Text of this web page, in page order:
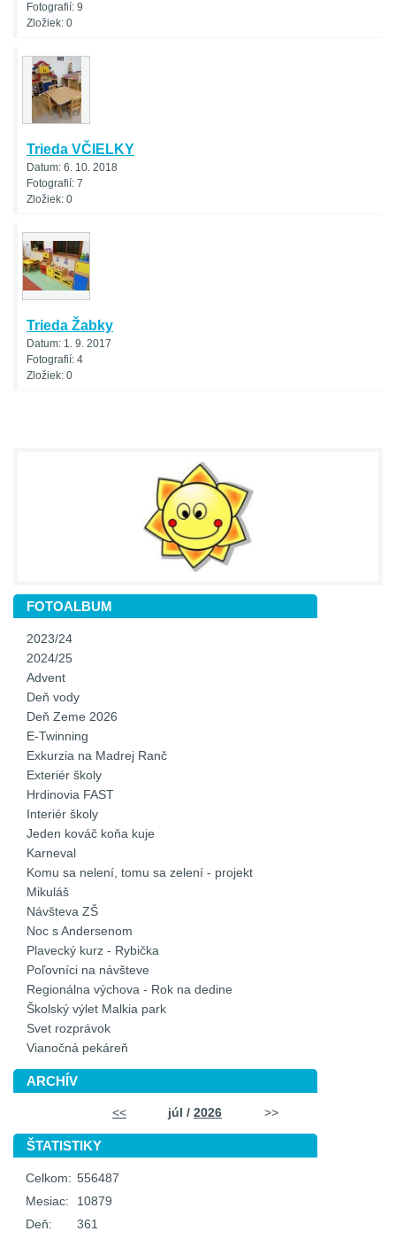
Fotografií: 9
Zložiek: 0
Trieda VČIELKY
Datum: 6. 10. 2018
Fotografií: 7
Zložiek: 0
Trieda Žabky
Datum: 1. 9. 2017
Fotografií: 4
Zložiek: 0
FOTOALBUM
2023/24
2024/25
Advent
Deň vody
Deň Zeme 2026
E-Twinning
Exkurzia na Madrej Ranč
Exteriér školy
Hrdinovia FAST
Interiér školy
Jeden kováč koňa kuje
Karneval
Komu sa nelení, tomu sa zelení - projekt
Mikuláš
Návšteva ZŠ
Noc s Andersenom
Plavecký kurz - Rybička
Poľovníci na návšteve
Regionálna výchova - Rok na dedine
Školský výlet Malkia park
Svet rozprávok
Vianočná pekáreň
ARCHÍV
<< júl / 2026 >>
ŠTATISTIKY
Celkom: 556487
Mesiac:
10879
Deň:
361